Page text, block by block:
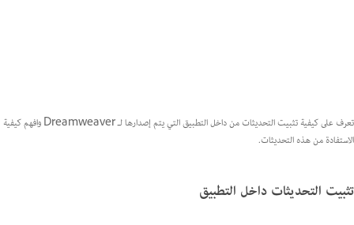
تعرف على كيفية تثبيت التحديثات من داخل التطبيق التي يتم إصدارها لـ Dreamweaver وافهم كيفية
الاستفادة من هذه التحديثات.
تثبيت التحديثات داخل التطبيق